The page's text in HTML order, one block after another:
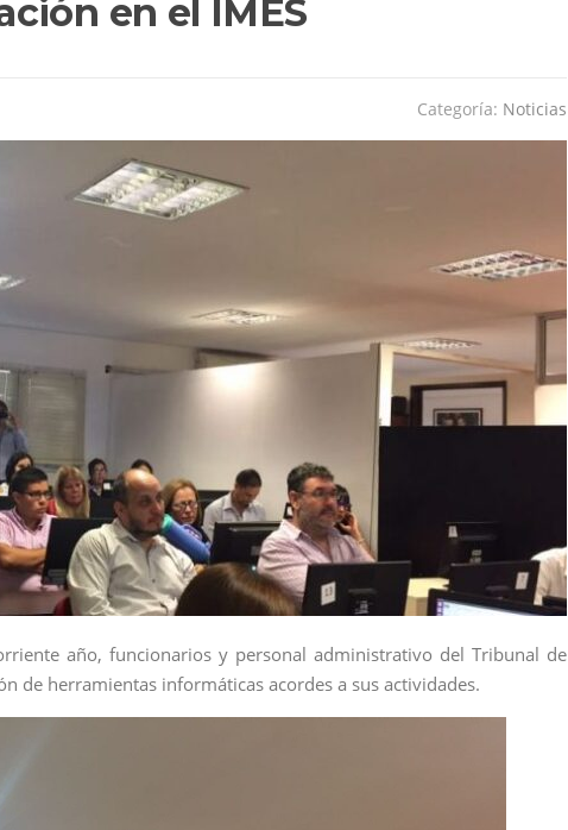
en el IMES
Categoría: Noticias
año, funcionarios y personal administrativo del Tribunal de
de herramientas informáticas acordes a sus actividades.